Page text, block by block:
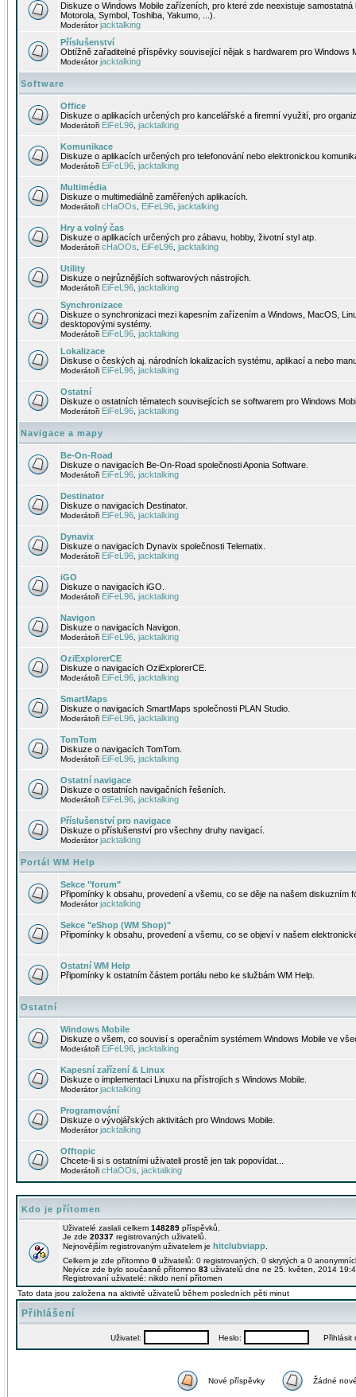
Diskuze o Windows Mobile zařízeních, pro které zde neexistuje
Motorola, Symbol, Toshiba, Yakumo, ...).
Moderátorjacktalking
Příslušenství
Obtížně zařaditelné příspěvky související nějak s hardwarem pro Windows
Moderátorjacktalking
Software
Office
Diskuze o aplikacích určených pro kancelářské a firemní využití, pro
Moderátoři EiFeL96 jacktalking
Komunikace
Diskuze o aplikacích určených pro telefonování nebo elektronickou
Moderátoři EiFeL96 jacktalking
Multimédia
Diskuze o multimediálně zaměřených aplikacích.
Moderátoři cHaOOs EiFeL96 jacktalking
Hry a volný čas
Diskuze o aplikacích určených pro zábavu, hobby, životní styl atp.
Moderátoři cHaOOs EiFeL96 jacktalking
Utility
Diskuze o nejrůznějších softwarových nástrojích.
Moderátoři EiFeL96 jacktalking
Synchronizace
Diskuze o synchronizaci mezi kapesním zařízením a Windows, MacOS,
desktopovými systémy.
Moderátoři EiFeL96 jacktalking
Lokalizace
Diskuse o českých aj. národních lokalizacích systému, aplikací a nebo
Moderátoři EiFeL96 jacktalking
Ostatní
Diskuze o ostatních tématech souvisejících se softwarem pro Windows
Moderátoři EiFeL96 jacktalking
Navigace a mapy
Be-On-Road
Diskuze o navigacích Be-On-Road společnosti Aponia Software.
Moderátoři EiFeL96 jacktalking
Destinator
Diskuze o navigacích Destinator.
Moderátoři EiFeL96 jacktalking
Dynavix
Diskuze o navigacích Dynavix společnosti Telematix.
Moderátoři EiFeL96 jacktalking
iGO
Diskuze o navigacích iGO.
Moderátoři EiFeL96 jacktalking
Navigon
Diskuze o navigacích Navigon.
Moderátoři EiFeL96 jacktalking
OziExplorerCE
Diskuze o navigacích OziExplorerCE.
Moderátoři EiFeL96 jacktalking
SmartMaps
Diskuze o navigacích SmartMaps společnosti PLAN Studio.
Moderátoři EiFeL96 jacktalking
TomTom
Diskuze o navigacích TomTom.
Moderátoři EiFeL96 jacktalking
Ostatní navigace
Diskuze o ostatních navigačních řešeních.
Moderátoři EiFeL96 jacktalking
Příslušenství pro navigace
Diskuze o příslušenství pro všechny druhy navigací.
Moderátorjacktalking
Portál WM Help
Sekce "forum"
Připomínky k obsahu, provedení a všemu, co se děje na našem diskuzním
Moderátorjacktalking
Sekce "eShop (WM Shop)"
Připomínky k obsahu, provedení a všemu, co se objeví v našem
Ostatní WM Help
Připomínky k ostatním částem portálu nebo ke službám WM Help.
Ostatní
Windows Mobile
Diskuze o všem, co souvisí s operačním systémem Windows Mobile ve
Moderátoři EiFeL96 jacktalking
Kapesní zařízení & Linux
Diskuze o implementaci Linuxu na přístrojích s Windows Mobile.
Moderátorjacktalking
Programování
Diskuze o vývojářských aktivitách pro Windows Mobile.
Moderátorjacktalking
Offtopic
Chcete-li si s ostatními uživateli prostě jen tak popovídat...
Moderátoři cHaOOs jacktalking
Kdo je přítomen
Uživatelé zaslali celkem 148289 příspěvků.
Je zde 20337 registrovaných uživatelů.
Nejnovějším registrovaným uživatelem je hitclubviapp
Celkem je zde přítomno 0 uživatelů: 0 registrovaných, 0 skrytých a 0
Nejvíce zde bylo současně přítomno 83 uživatelů dne ne 25. květen, 2014
Registrovaní uživatelé: nikdo není přítomen
Tato data jsou založena na aktivitě uživatelů během posledních pěti minut
Přihlášení
Uživatel: Heslo: Přihlásit
Nové příspěvky Žádné